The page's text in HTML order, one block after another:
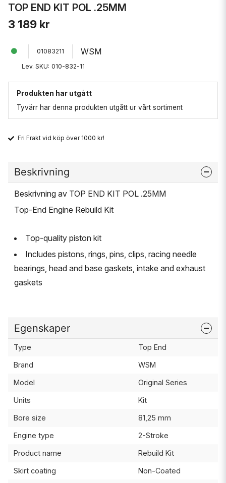
TOP END KIT POL .25MM
3 189 kr
01083211 WSM
Lev. SKU: 010-832-11
Produkten har utgått
Tyvärr har denna produkten utgått ur vårt sortiment
Fri Frakt vid köp över 1000 kr!
Beskrivning
Beskrivning av TOP END KIT POL .25MM
Top-End Engine Rebuild Kit
Top-quality piston kit
Includes pistons, rings, pins, clips, racing needle
bearings, head and base gaskets, intake and exhaust
gaskets
Egenskaper
Type Top End
Brand WSM
Model Original Series
Units Kit
Bore size 81,25 mm
Engine type 2-Stroke
Product name Rebuild Kit
Skirt coating Non-Coated